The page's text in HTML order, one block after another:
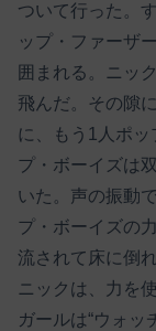
ついて行った。
ップ・ファーザ
囲まれる。ニッ
飛んだ。その隙
に、もう1人ポ
プ・ボーイズは
いた。声の振動
プ・ボーイズの
流されて床に倒
ニックは、力を
ガールは“ウォッ